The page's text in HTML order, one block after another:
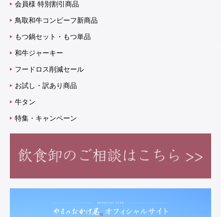
会員様 特別割引商品
鳥取和牛コンビーフ新商品
もつ鍋セット・もつ単品
和牛ジャーキー
フードロス削減セール
お試し・訳あり商品
牛タン
特集・キャンペーン